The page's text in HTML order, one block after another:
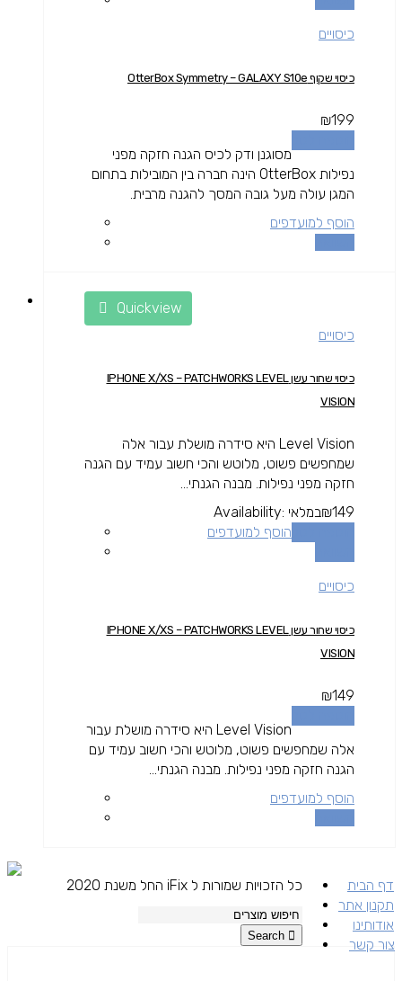
כיסויים
כיסוי שקוף OtterBox Symmetry – GALAXY S10e
₪199
מסוגנן ודק לכיס הגנה חזקה מפני
נפילות OtterBox הינה חברה בין המובילות בתחום
המגן עולה מעל גובה המסך להגנה מרבית.
הוסף למועדפים
Quickview
כיסויים
כיסוי שחור עשן IPHONE X/XS – PATCHWORKS LEVEL
VISION
Level Vision היא סידרה מושלת עבור אלה
שמחפשים פשוט, מלוטש והכי חשוב עמיד עם הגנה
חזקה מפני נפילות. מבנה הגנתי...
₪149
Availability: במלאי
הוסף למועדפים
כיסויים
כיסוי שחור עשן IPHONE X/XS – PATCHWORKS LEVEL
VISION
₪149
Level Vision היא סידרה מושלת עבור
אלה שמחפשים פשוט, מלוטש והכי חשוב עמיד עם
הגנה חזקה מפני נפילות. מבנה הגנתי...
הוסף למועדפים
דף הבית
תקנון אתר
אודותינו
צור קשר
כל הזכויות שמורות ל iFix החל משנת 2020
Search